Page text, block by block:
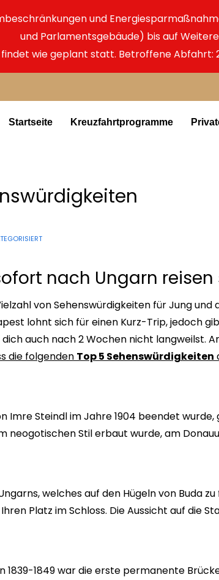
und
und Parlamentsgebäude) bis auf
wie geplant statt. Betroffene Abfahrt:
Startseite Kreuzfahrtprogramme
nach Ungarn
von Sehenswürdigkeiten für Jung
lohnt sich für einen Kurz-Trip, jedoch
auch nach 2 Wochen nicht langweilst.
die folgenden Top 5 Sehenswürdigkeiten
Imre Steindl im Jahre 1904 beendet
neogotischen Stil erbaut wurde, am
welches auf den Hügeln von Buda
Platz im Schloss. Die Aussicht auf die
1849 war die erste permanente